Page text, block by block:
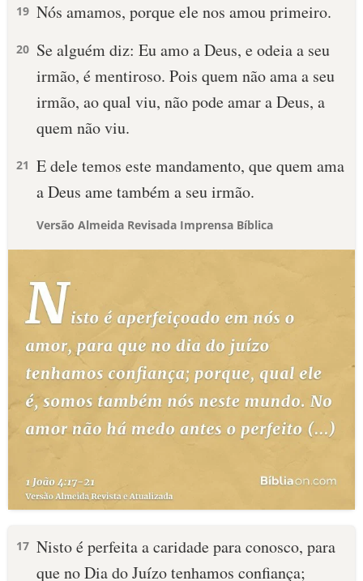
19 Nós amamos, porque ele nos amou primeiro.
20 Se alguém diz: Eu amo a Deus, e odeia a seu
irmão, é mentiroso. Pois quem não ama a seu
irmão, ao qual viu, não pode amar a Deus, a
quem não viu.
21 E dele temos este mandamento, que quem ama
a Deus ame também a seu irmão.
Versão Almeida Revisada Imprensa Bíblica
17 Nisto é perfeita a caridade para conosco, para
que no Dia do Juízo tenhamos confiança;